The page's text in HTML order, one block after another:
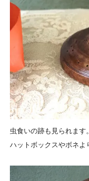
虫食いの跡も見られます。
ハットボックスやボネよ